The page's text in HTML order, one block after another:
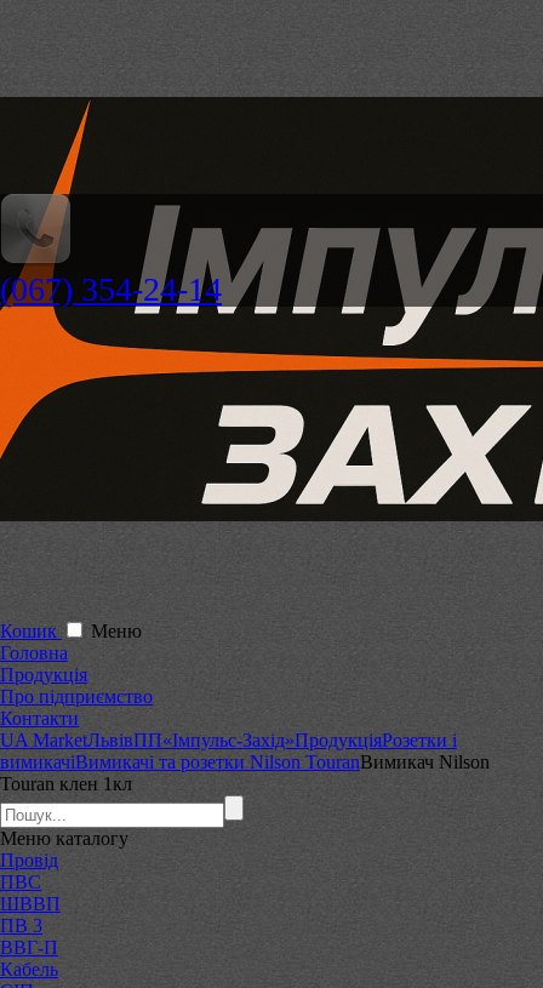
(067) 354-24-14
Кошик
Меню
Головна
Продукція
Про підприємство
Контакти
UA MarketЛьвівПП«Імпульс-Захід»ПродукціяРозетки і
вимикачіВимикачі та розетки Nilson TouranВимикач Nilson
Touran клен 1кл
Меню каталогу
Провід
ПВС
ШВВП
ПВ 3
ВВГ-П
Кабель